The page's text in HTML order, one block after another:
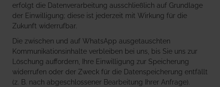
erfolgt die Datenverarbeitung ausschließlich auf Grundlage
der Einwilligung; diese ist jederzeit mit Wirkung für die
Zukunft widerrufbar.
Die zwischen und auf WhatsApp ausgetauschten
Kommunikationsinhalte verbleiben bei uns, bis Sie uns zur
Löschung auffordern, Ihre Einwilligung zur Speicherung
widerrufen oder der Zweck für die Datenspeicherung entfällt
(z. B. nach abgeschlossener Bearbeitung Ihrer Anfrage).